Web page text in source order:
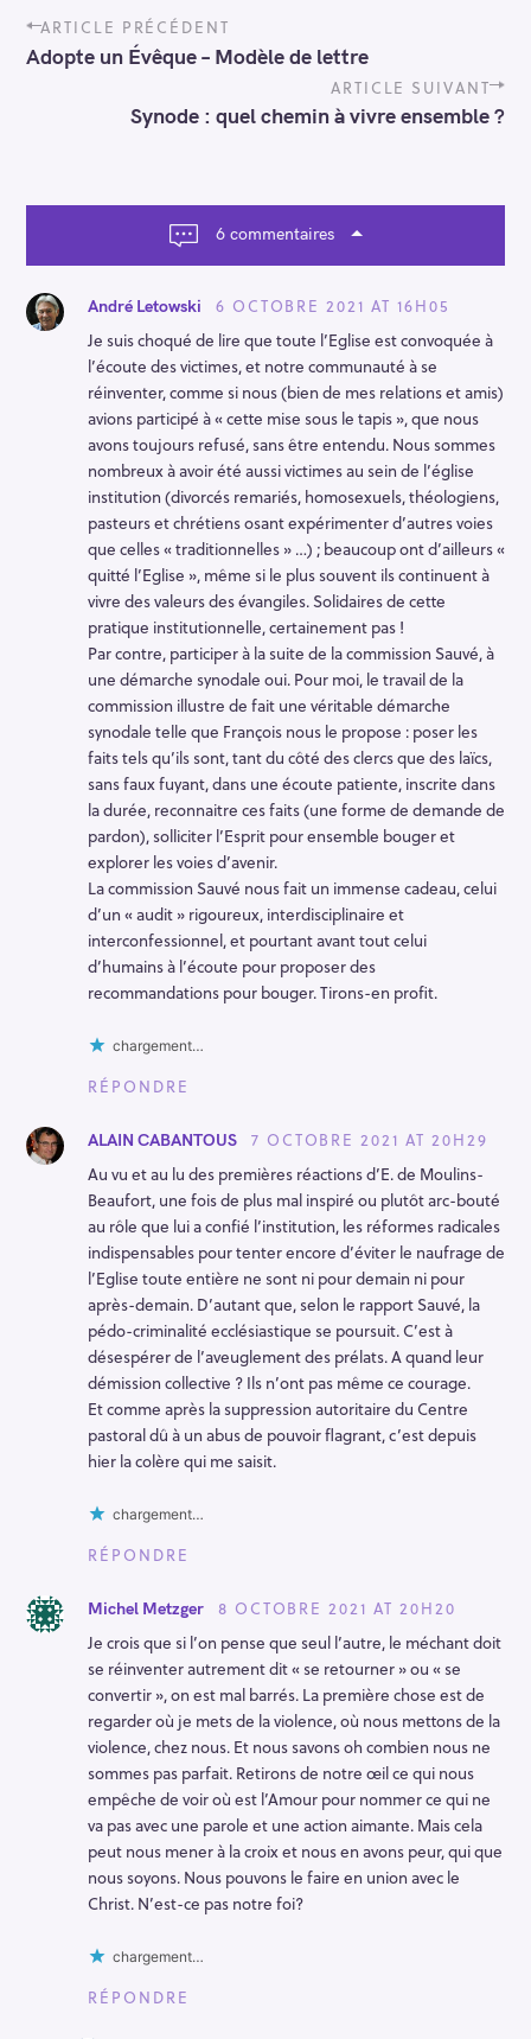
P
o
s
g
t
o
n
ARTICLE PRÉCÉDENT
Adopte un Évêque – Modèle de lettre
ARTICLE SUIVANT
Synode : quel chemin à vivre ensemble ?
6 commentaires
André Letowski
6 OCTOBRE 2021 AT 16H05
Je suis choqué de lire que toute l’Eglise est convoquée à
l’écoute des victimes, et notre communauté à se
réinventer, comme si nous (bien de mes relations et amis)
avions participé à « cette mise sous le tapis », que nous
avons toujours refusé, sans être entendu. Nous sommes
nombreux à avoir été aussi victimes au sein de l’église
institution (divorcés remariés, homosexuels, théologiens,
pasteurs et chrétiens osant expérimenter d’autres voies
que celles « traditionnelles » …) ; beaucoup ont d’ailleurs «
quitté l’Eglise », même si le plus souvent ils continuent à
vivre des valeurs des évangiles. Solidaires de cette
pratique institutionnelle, certainement pas !
Par contre, participer à la suite de la commission Sauvé, à
une démarche synodale oui. Pour moi, le travail de la
commission illustre de fait une véritable démarche
synodale telle que François nous le propose : poser les
faits tels qu’ils sont, tant du côté des clercs que des laïcs,
sans faux fuyant, dans une écoute patiente, inscrite dans
la durée, reconnaitre ces faits (une forme de demande de
pardon), solliciter l’Esprit pour ensemble bouger et
explorer les voies d’avenir.
La commission Sauvé nous fait un immense cadeau, celui
d’un « audit » rigoureux, interdisciplinaire et
interconfessionnel, et pourtant avant tout celui
d’humains à l’écoute pour proposer des
recommandations pour bouger. Tirons-en profit.
chargement…
RÉPONDRE
ALAIN CABANTOUS
7 OCTOBRE 2021 AT 20H29
Au vu et au lu des premières réactions d’E. de Moulins-
Beaufort, une fois de plus mal inspiré ou plutôt arc-bouté
au rôle que lui a confié l’institution, les réformes radicales
indispensables pour tenter encore d’éviter le naufrage de
l’Eglise toute entière ne sont ni pour demain ni pour
après-demain. D’autant que, selon le rapport Sauvé, la
pédo-criminalité ecclésiastique se poursuit. C’est à
désespérer de l’aveuglement des prélats. A quand leur
démission collective ? Ils n’ont pas même ce courage.
Et comme après la suppression autoritaire du Centre
pastoral dû à un abus de pouvoir flagrant, c’est depuis
hier la colère qui me saisit.
chargement…
RÉPONDRE
Michel Metzger
8 OCTOBRE 2021 AT 20H20
Je crois que si l’on pense que seul l’autre, le méchant doit
se réinventer autrement dit « se retourner » ou « se
convertir », on est mal barrés. La première chose est de
regarder où je mets de la violence, où nous mettons de la
violence, chez nous. Et nous savons oh combien nous ne
sommes pas parfait. Retirons de notre œil ce qui nous
empêche de voir où est l’Amour pour nommer ce qui ne
va pas avec une parole et une action aimante. Mais cela
peut nous mener à la croix et nous en avons peur, qui que
nous soyons. Nous pouvons le faire en union avec le
Christ. N’est-ce pas notre foi?
chargement…
RÉPONDRE